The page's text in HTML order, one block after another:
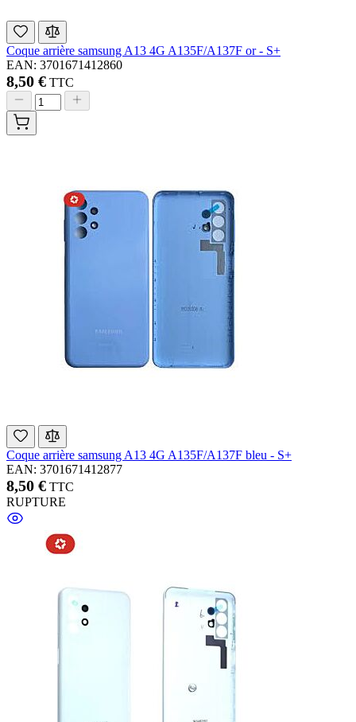
Coque arrière samsung A13 4G A135F/A137F or - S+
EAN: 3701671412860
8,50 € TTC
Coque arrière samsung A13 4G A135F/A137F bleu - S+
EAN: 3701671412877
8,50 € TTC
RUPTURE